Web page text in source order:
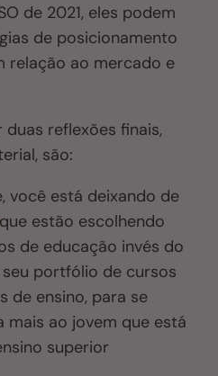
de 2021, eles podem
de posicionamento
relação ao mercado e
reflexões finais,
são:
você está deixando de
que estão escolhendo
de educação invés do
seu portfólio de cursos
de ensino, para se
mais ao jovem que está
superior